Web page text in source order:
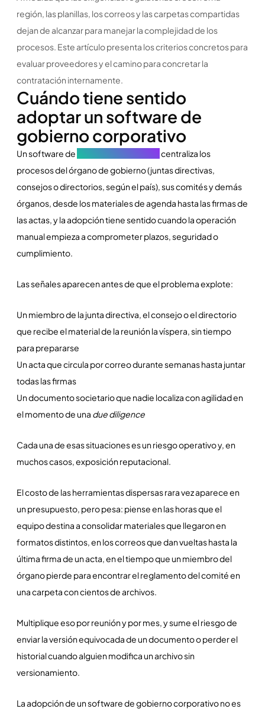
región, las planillas, los correos y las carpetas compartidas
dejan de alcanzar para manejar la complejidad de los
procesos. Este artículo presenta los criterios concretos para
evaluar proveedores y el camino para concretar la
contratación internamente.
Cuándo tiene sentido
adoptar un software de
gobierno corporativo
Un software de
centraliza los
procesos del órgano de gobierno (juntas directivas,
consejos o directorios, según el país), sus comités y demás
órganos, desde los materiales de agenda hasta las firmas de
las actas, y la adopción tiene sentido cuando la operación
manual empieza a comprometer plazos, seguridad o
cumplimiento.
Las señales aparecen antes de que el problema explote:
Un miembro de la junta directiva, el consejo o el directorio
que recibe el material de la reunión la víspera, sin tiempo
para prepararse
Un acta que circula por correo durante semanas hasta juntar
todas las firmas
Un documento societario que nadie localiza con agilidad en
el momento de una due diligence
Cada una de esas situaciones es un riesgo operativo y, en
muchos casos, exposición reputacional.
El costo de las herramientas dispersas rara vez aparece en
un presupuesto, pero pesa: piense en las horas que el
equipo destina a consolidar materiales que llegaron en
formatos distintos, en los correos que dan vueltas hasta la
última firma de un acta, en el tiempo que un miembro del
órgano pierde para encontrar el reglamento del comité en
una carpeta con cientos de archivos.
Multiplique eso por reunión y por mes, y sume el riesgo de
enviar la versión equivocada de un documento o perder el
historial cuando alguien modifica un archivo sin
versionamiento.
La adopción de un software de gobierno corporativo no es